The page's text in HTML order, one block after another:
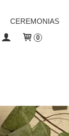
CEREMONIAS
0